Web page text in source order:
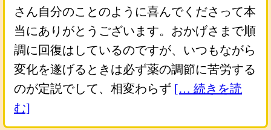
さん自分のことのように喜んでくださって本
当にありがとうございます。おかげさまで順
調に回復はしているのですが、いつもながら
変化を遂げるときは必ず薬の調節に苦労する
のが定説でして、相変わらず [… 続きを読
む]